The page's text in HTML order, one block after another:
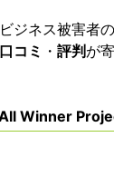
ジネス被害者
口コミ ・ 評判 が
Winner